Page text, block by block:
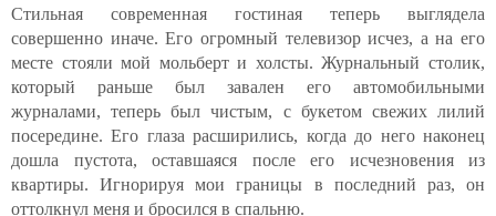
Стильная современная гостиная теперь выглядела
совершенно иначе. Его огромный телевизор исчез, а на его
месте стояли мой мольберт и холсты. Журнальный столик,
который раньше был завален его автомобильными
журналами, теперь был чистым, с букетом свежих лилий
посередине. Его глаза расширились, когда до него наконец
дошла пустота, оставшаяся после его исчезновения из
квартиры. Игнорируя мои границы в последний раз, он
оттолкнул меня и бросился в спальню.